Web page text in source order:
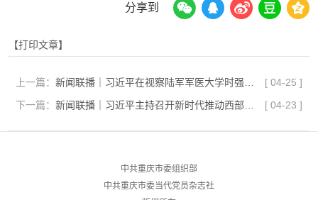
分享到
【打印文章】
上一篇： [ 04-25 ]
下一篇：
[ 04-23 ]
中共重庆市委组织部
中共重庆市委当代党员杂志社